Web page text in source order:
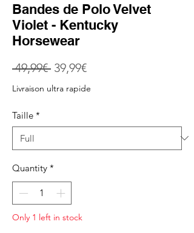
Bandes de Polo Velvet
Violet - Kentucky
Horsewear
49,99€ Regular
Price
39,99€Sale
Price
Livraison ultra rapide
Taille *
Quantity *
Only 1 left in stock